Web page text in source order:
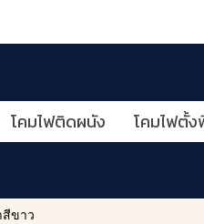
โคมไฟติดผนัง โคมไฟตั้
สีขาว